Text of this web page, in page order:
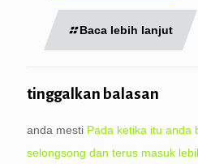
Baca lebih lanjut
tinggalkan balasan
anda mesti Pada ketika itu anda
selongsong dan terus masuk